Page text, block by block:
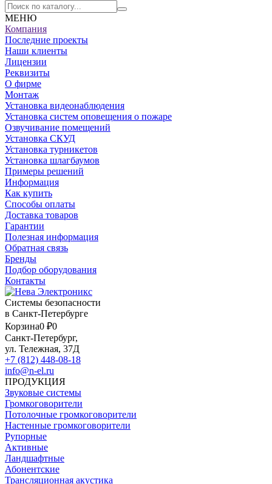
МЕНЮ
Компания
Последние проекты
Наши клиенты
Лицензии
Реквизиты
О фирме
Монтаж
Установка видеонаблюдения
Установка систем оповещения о пожаре
Озвучивание помещений
Установка СКУД
Установка турникетов
Установка шлагбаумов
Примеры решений
Информация
Как купить
Способы оплаты
Доставка товаров
Гарантии
Полезная информация
Обратная связь
Бренды
Подбор оборудования
Контакты
Системы безопасности
в Санкт-Петербурге
Корзина0 ₽0
Санкт-Петербург,
ул. Тележная, 37Д
+7 (812) 448-08-18
info@n-el.ru
ПРОДУКЦИЯ
Звуковые системы
Громкоговорители
Потолочные громкоговорители
Настенные громкоговорители
Рупорные
Активные
Ландшафтные
Абонентские
Трансляционная акустика